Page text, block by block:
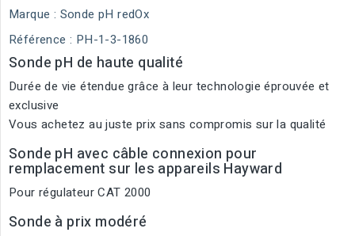
Marque : Sonde pH redOx
Référence : PH-1-3-1860
Sonde pH de haute qualité
Durée de vie étendue grâce à leur technologie éprouvée et
exclusive
Vous achetez au juste prix sans compromis sur la qualité
Sonde pH avec câble connexion pour
remplacement sur les appareils Hayward
Pour régulateur CAT 2000
Sonde à prix modéré